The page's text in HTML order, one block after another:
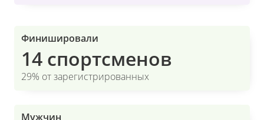
Финишировали
14 спортсменов
29% от зарегистрированных
Мужчин